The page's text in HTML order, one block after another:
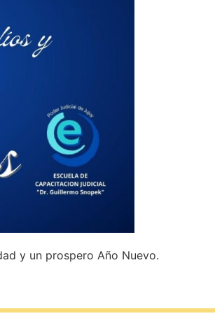
y un prospero Año Nuevo.